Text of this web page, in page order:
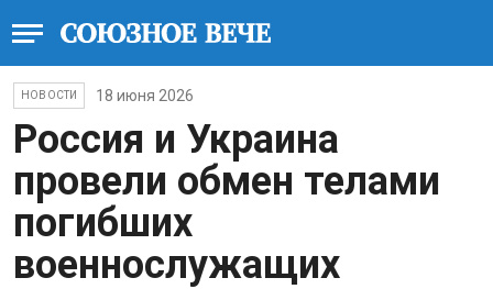
НОВОСТИ 18 июня 2026
Россия и Украина
провели обмен телами
погибших
военнослужащих